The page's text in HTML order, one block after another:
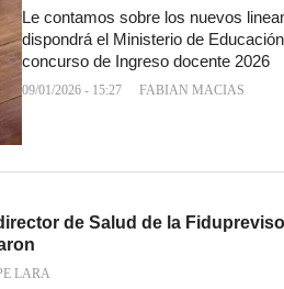
Le contamos sobre los nuevos
dispondrá el Ministerio de
concurso de Ingreso docente 2026
09/01/2026 - 15:27 FABIAN MACIAS
de Salud de la
LARA